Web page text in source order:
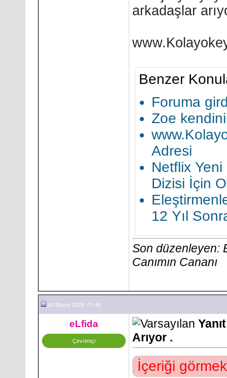
arkadaşlar
Benzer
Foruma
Zoe
Adresi
Netflix Yeni
Dizisi İçin
12 Yıl
Son düzenleyen:
Canımın Cananı
04 Mayıs 2026, 07:46
eLfida
Çevrimiçi
Arıyor .
İçeriği